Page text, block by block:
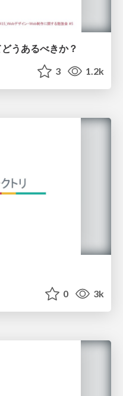
うあるべきか？
3 1.2k
0 3k